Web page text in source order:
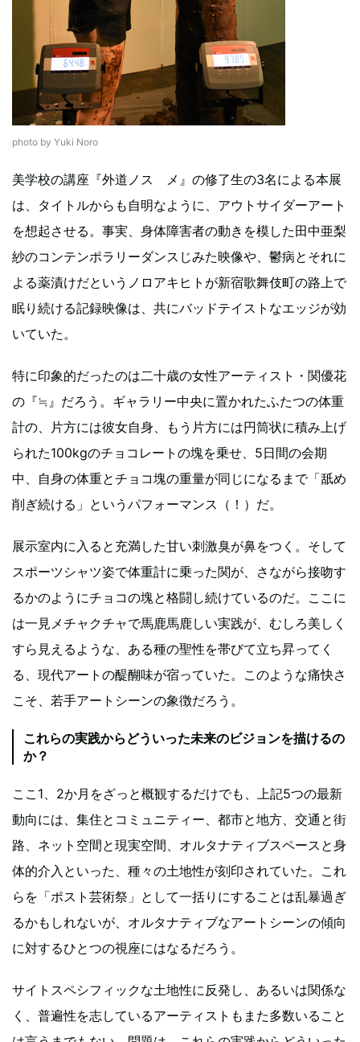
photo by Yuki Noro
美学校の講座『外道ノスゝメ』の修了生の3名による本展
は、タイトルからも自明なように、アウトサイダーアート
を想起させる。事実、身体障害者の動きを模した田中亜梨
紗のコンテンポラリーダンスじみた映像や、鬱病とそれに
よる薬漬けだというノロアキヒトが新宿歌舞伎町の路上で
眠り続ける記録映像は、共にバッドテイストなエッジが効
いていた。
特に印象的だったのは二十歳の女性アーティスト・関優花
の『≒』だろう。ギャラリー中央に置かれたふたつの体重
計の、片方には彼女自身、もう片方には円筒状に積み上げ
られた100kgのチョコレートの塊を乗せ、5日間の会期
中、自身の体重とチョコ塊の重量が同じになるまで「舐め
削ぎ続ける」というパフォーマンス（！）だ。
展示室内に入ると充満した甘い刺激臭が鼻をつく。そして
スポーツシャツ姿で体重計に乗った関が、さながら接吻す
るかのようにチョコの塊と格闘し続けているのだ。ここに
は一見メチャクチャで馬鹿馬鹿しい実践が、むしろ美しく
すら見えるような、ある種の聖性を帯びて立ち昇ってく
る、現代アートの醍醐味が宿っていた。このような痛快さ
こそ、若手アートシーンの象徴だろう。
これらの実践からどういった未来のビジョンを描けるの
か？
ここ1、2か月をざっと概観するだけでも、上記5つの最新
動向には、集住とコミュニティー、都市と地方、交通と街
路、ネット空間と現実空間、オルタナティブスペースと身
体的介入といった、種々の土地性が刻印されていた。これ
らを「ポスト芸術祭」として一括りにすることは乱暴過ぎ
るかもしれないが、オルタナティブなアートシーンの傾向
に対するひとつの視座にはなるだろう。
サイトスペシフィックな土地性に反発し、あるいは関係な
く、普遍性を志しているアーティストもまた多数いること